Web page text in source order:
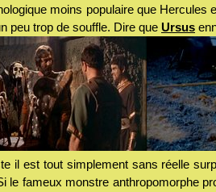
moins populaire que Hercules
peu trop de souffle. Dire que Ursus
il est tout simplement sans réelle
le fameux monstre anthropomorphe